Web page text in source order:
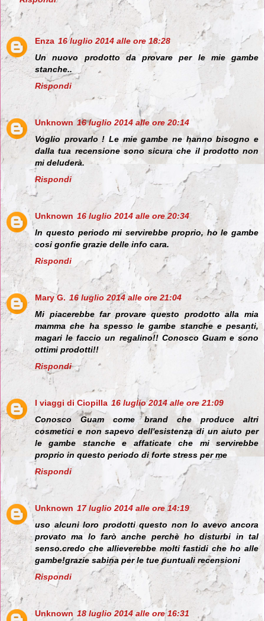
Enza 16 luglio 2014 alle ore 18:28
Un nuovo prodotto da provare per le mie gambe
stanche..
Rispondi
Unknown 16 luglio 2014 alle ore 20:14
Voglio provarlo ! Le mie gambe ne hanno bisogno e
dalla tua recensione sono sicura che il prodotto non
mi deluderà.
Rispondi
Unknown 16 luglio 2014 alle ore 20:34
In questo periodo mi servirebbe proprio, ho le gambe
cosi gonfie grazie delle info cara.
Rispondi
Mary G. 16 luglio 2014 alle ore 21:04
Mi piacerebbe far provare questo prodotto alla mia
mamma che ha spesso le gambe stanche e pesanti,
magari le faccio un regalino!! Conosco Guam e sono
ottimi prodotti!!
Rispondi
I viaggi di Ciopilla 16 luglio 2014 alle ore 21:09
Conosco Guam come brand che produce altri
cosmetici e non sapevo dell'esistenza di un aiuto per
le gambe stanche e affaticate che mi servirebbe
proprio in questo periodo di forte stress per me
Rispondi
Unknown 17 luglio 2014 alle ore 14:19
uso alcuni loro prodotti questo non lo avevo ancora
provato ma lo farò anche perchè ho disturbi in tal
senso.credo che allieverebbe molti fastidi che ho alle
gambe!grazie sabina per le tue puntuali recensioni
Rispondi
Unknown 18 luglio 2014 alle ore 16:31